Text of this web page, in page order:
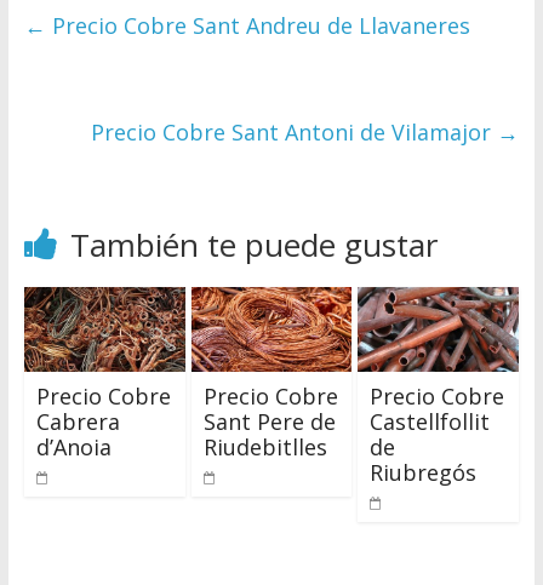
← Precio Cobre Sant Andreu de Llavaneres
Precio Cobre Sant Antoni de Vilamajor →
También te puede gustar
Precio Cobre
Cabrera
d’Anoia
Precio Cobre
Sant Pere de
Riudebitlles
Precio Cobre
Castellfollit
de
Riubregós